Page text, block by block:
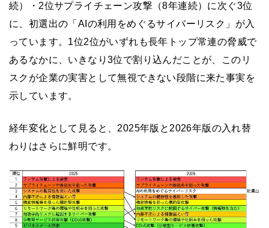
続）・2位サプライチェーン攻撃（8年連続）に次ぐ3位
に、初選出の「AIの利用をめぐるサイバーリスク」が入
っています。1位2位がいずれも長年トップ常連の脅威で
あるなかに、いきなり3位で割り込んだことが、このリ
スクが企業の実害として無視できない段階に来た事実を
示しています。
経年変化として見ると、2025年版と2026年版の入れ替
わりはさらに鮮明です。